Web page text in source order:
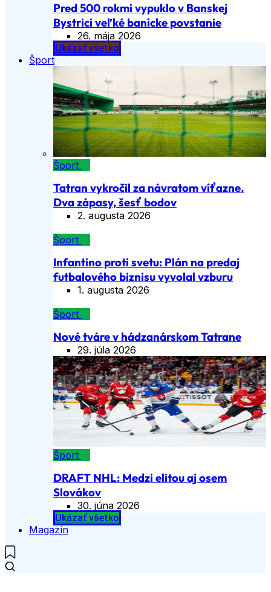
Pred 500 rokmi vypuklo v Banskej
Bystrici veľké banícke povstanie
26. mája 2026
Ukázať všetko
Šport
Šport
Tatran vykročil za návratom víťazne.
Dva zápasy, šesť bodov
2. augusta 2026
Šport
Infantino proti svetu: Plán na predaj
futbalového biznisu vyvolal vzburu
1. augusta 2026
Šport
Nové tváre v hádzanárskom Tatrane
29. júla 2026
Šport
DRAFT NHL: Medzi elitou aj osem
Slovákov
30. júna 2026
Ukázať všetko
Magazín